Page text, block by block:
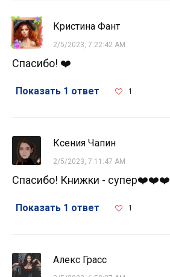
Кристина Фант
2/5/2023, 7:22:42 AM
Спасибо! ❤️
Показать 1 ответ 1
Ксения Чапин
2/5/2023, 7:11:47 AM
Спасибо! Книжки - супер❤️❤️❤️
Показать 1 ответ 1
Алекс Грасс